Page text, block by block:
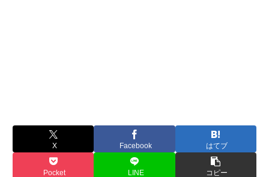
X Facebook はてブ
Pocket LINE コピー